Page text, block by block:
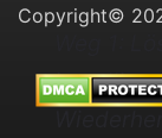
Copyright©